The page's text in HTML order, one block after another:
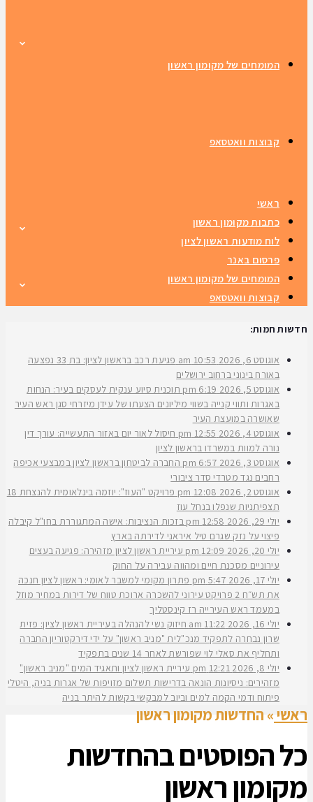
המומחים של מקומון ראשון
קבוצות וואטסאפ
ראשי
כתבות מקומון ראשון
לוח מודעות ראשון לציון
פרסום באנר
המומחים של מקומון ראשון
קבוצות וואטסאפ
חדשות חמות:
אוגוסט 6, 2026 10:53 am
פגיעת רכב בראשון לציון: בת 33 נפצעה
באורח בינוני ברחוב ירושלים
אוגוסט 5, 2026
6:19 pm
תוכנית סיוע ענקית לעסקים בעיר: הנחות
באגרות ותווי קנייה בשווי מיליונים הצעתו של עידן מיזרחי סגן ראש העיר
שאושרה במועצת העיר
אוגוסט 4, 2026
12:55 pm
חיסול לאור יום באזור התעשייה: עורך דין
נורה למוות במשרדו בראשון לציון
אוגוסט 3, 2026
6:57 pm
החברה לביטחון בראשון לציון במבצעי אכיפה
רחבים נגד מטרדי סדר ציבורי
אוגוסט 2, 2026
12:08 pm
פרויקט "העוז": יוזמה בינלאומית להנצחת 18
תצפיתניות שנפלו בנחל עוז
יולי 29, 2026
12:58 pm
בזכות הנציבות: אישה המתגוררת בחו"ל קיבלה
פיצוי על נזק שגרם טיל איראני לדירתה בארץ
יולי 20, 2026
12:09 pm
עיריית ראשון לציון מזהירה: פגיעה בעצים
עירוניים מסכנת חיים ומהווה עבירה על החוק
יולי 17, 2026
5:47 pm
פתרון מקומי למשבר לאומי: ראשון לציון חנכה
את תש״ח 2 פרויקט עירוני להשכרה ארוכת טווח של דירות במחיר מוזל
במעמד ראש העירייה רז קינסטליך
יולי 16, 2026
11:22 am
חיזוק נשי להנהלה בעיריית ראשון לציון: פזית
שרון נבחרה לתפקיד מנכ"לית "מניב ראשון" על ידי דירקטוריון החברה
ותחליף את סאלי לוי שפורשת לאחר 14 שנים בתפקיד
יולי 8, 2026
12:21 pm
עיריית ראשון לציון ותאגיד המים "מניב ראשון"
מזהירים: ניסיונות הונאה בדרישות תשלום מזויפות של אגרות בניה, היטלי
פיתוח ודמי הקמה למים וביוב למבקשי בקשות להיתר בניה
ראשי» החדשות מקומון ראשון
כל הפוסטים בהחדשות
מקומון ראשון